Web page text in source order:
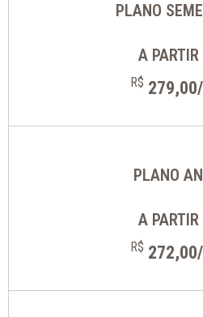
PLANO
A PARTIR
R$ 279,00/
PLANO
A PARTIR
R$ 272,00/